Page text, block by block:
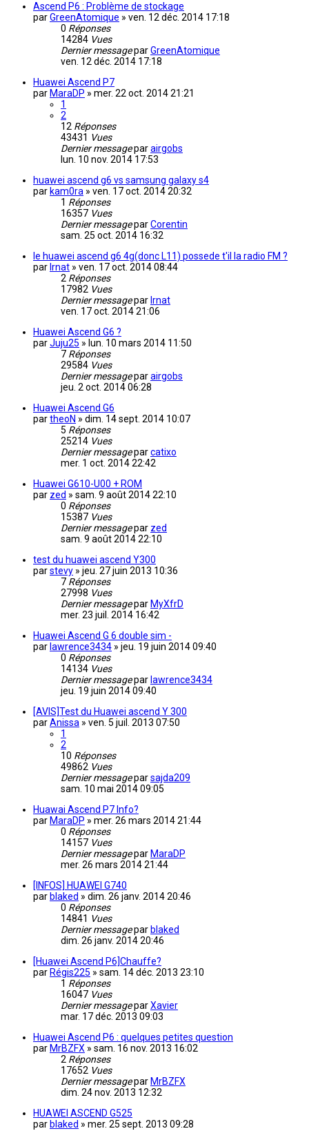
Ascend P6 : Problème de stockage
parGreenAtomique » ven. 12 déc. 2014 17:18
0 Réponses
14284 Vues
Dernier messageparGreenAtomique
ven. 12 déc. 2014 17:18
Huawei Ascend P7
par MaraDP » mer. 22 oct. 2014 21:21
1
2
12 Réponses
43431 Vues
Dernier messageparairgobs
lun. 10 nov. 2014 17:53
huawei ascend g6 vs samsung galaxy s4
par kam0ra » ven. 17 oct. 2014 20:32
1 Réponses
16357 Vues
Dernier messageparCorentin
sam. 25 oct. 2014 16:32
le huawei ascend g6 4g(donc L11) possede t'il la radio FM ?
par lrnat » ven. 17 oct. 2014 08:44
2 Réponses
17982 Vues
Dernier messagepar lrnat
ven. 17 oct. 2014 21:06
Huawei Ascend G6 ?
parJuju25 » lun. 10 mars 2014 11:50
7 Réponses
29584 Vues
Dernier messageparairgobs
jeu. 2 oct. 2014 06:28
Huawei Ascend G6
partheoN » dim. 14 sept. 2014 10:07
5 Réponses
25214 Vues
Dernier messageparcatixo
mer. 1 oct. 2014 22:42
Huawei G610-U00 + ROM
par zed » sam. 9 août 2014 22:10
0 Réponses
15387 Vues
Dernier messagepar zed
sam. 9 août 2014 22:10
test du huawei ascend Y300
parstevy » jeu. 27 juin 2013 10:36
7 Réponses
27998 Vues
Dernier messagepar MyXfrD
mer. 23 juil. 2014 16:42
Huawei Ascend G 6 double sim -
par lawrence3434 » jeu. 19 juin 2014 09:40
0 Réponses
14134 Vues
Dernier messagepar lawrence3434
jeu. 19 juin 2014 09:40
[AVIS]Test du Huawei ascend Y 300
parAnissa » ven. 5 juil. 2013 07:50
1
2
10 Réponses
49862 Vues
Dernier messageparsajda209
sam. 10 mai 2014 09:05
Huawai Ascend P7 Info?
par MaraDP » mer. 26 mars 2014 21:44
0 Réponses
14157 Vues
Dernier messagepar MaraDP
mer. 26 mars 2014 21:44
[INFOS] HUAWEI G740
par blaked » dim. 26 janv. 2014 20:46
0 Réponses
14841 Vues
Dernier messagepar blaked
dim. 26 janv. 2014 20:46
[Huawei Ascend P6]Chauffe?
par Régis225 » sam. 14 déc. 2013 23:10
1 Réponses
16047 Vues
Dernier messageparXavier
mar. 17 déc. 2013 09:03
Huawei Ascend P6 : quelques petites question
par MrBZFX » sam. 16 nov. 2013 16:02
2 Réponses
17652 Vues
Dernier messagepar MrBZFX
dim. 24 nov. 2013 12:32
HUAWEI ASCEND G525
par blaked » mer. 25 sept. 2013 09:28